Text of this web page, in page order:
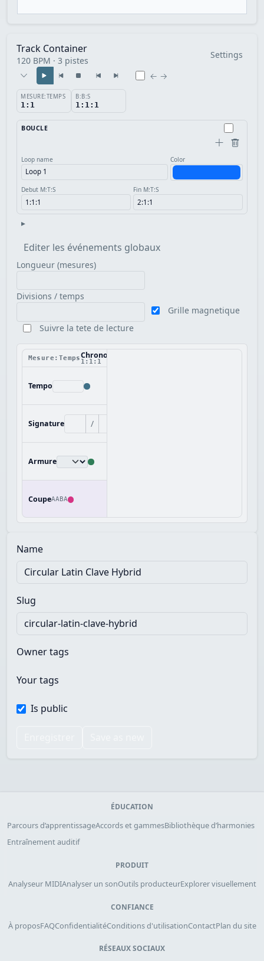
Track Container
120 BPM · 3 pistes
Settings
← →
MESURE:TEMPS
1:1
B:B:S
1:1:1
BOUCLE
Loop name Color
Debut M:T:S Fin M:T:S
▸
Editer les événements globaux
Longueur (mesures)
Divisions / temps
Grille magnetique
Suivre la tete de lecture
Mesure:TempsChronologie
1:1:1
Tempo
Signature /
Armure
CoupeAABA
Name
Slug
Owner tags
Your tags
Is public
ÉDUCATION
Parcours d’apprentissageAccords et gammesBibliothèque d’harmonies
Entraînement auditif
PRODUIT
Analyseur MIDIAnalyser un sonOutils producteurExplorer visuellement
CONFIANCE
À proposFAQConfidentialitéConditions d'utilisationContactPlan du site
RÉSEAUX SOCIAUX